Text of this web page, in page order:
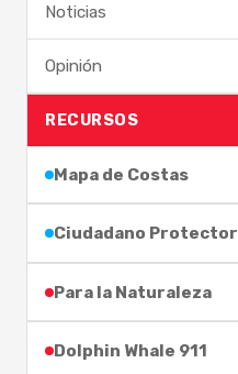
Noticias
Opinión
RECURSOS
Mapa de Costas
Ciudadano Protector
Para la Naturaleza
Dolphin Whale 911